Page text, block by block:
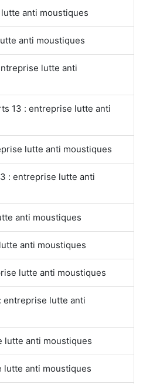
anti moustiques
anti moustiques
lutte anti
13 : entreprise lutte anti
lutte anti moustiques
: entreprise lutte anti
anti moustiques
anti moustiques
lutte anti moustiques
entreprise lutte anti
lutte anti moustiques
lutte anti moustiques